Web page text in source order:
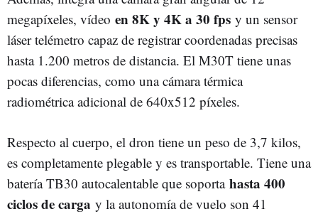
megapíxeles, vídeo en 8K y 4K a 30 fps y un sensor
láser telémetro capaz de registrar coordenadas precisas
hasta 1.200 metros de distancia. El M30T tiene unas
pocas diferencias, como una cámara térmica
radiométrica adicional de 640x512 píxeles.
Respecto al cuerpo, el dron tiene un peso de 3,7 kilos,
es completamente plegable y es transportable. Tiene una
batería TB30 autocalentable que soporta hasta 400
ciclos de carga y la autonomía de vuelo son 41